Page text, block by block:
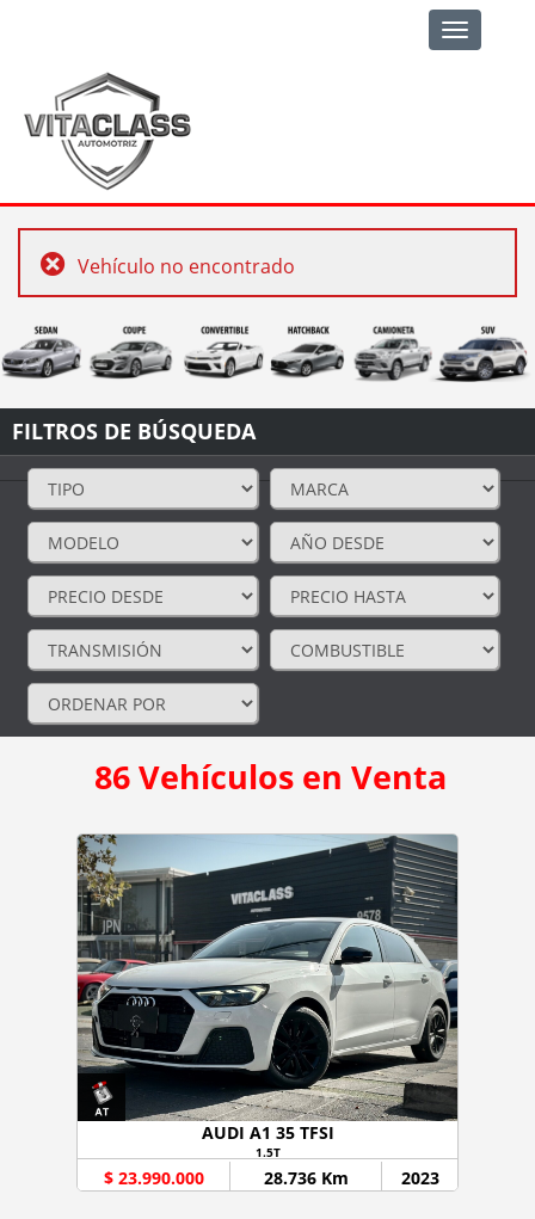
Toggle
navigation
Vehículo no encontrado
FILTROS DE BÚSQUEDA
86Vehículos en Venta
AUDI A1 35 TFSI
1.5T
$ 23.990.000 28.736 Km 2023